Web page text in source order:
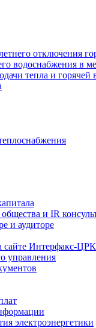
отключения
водоснабжения в
тепла и горячей
и IR
и аудиторе
сайте Интерфакс-
управления
электроэнергетики